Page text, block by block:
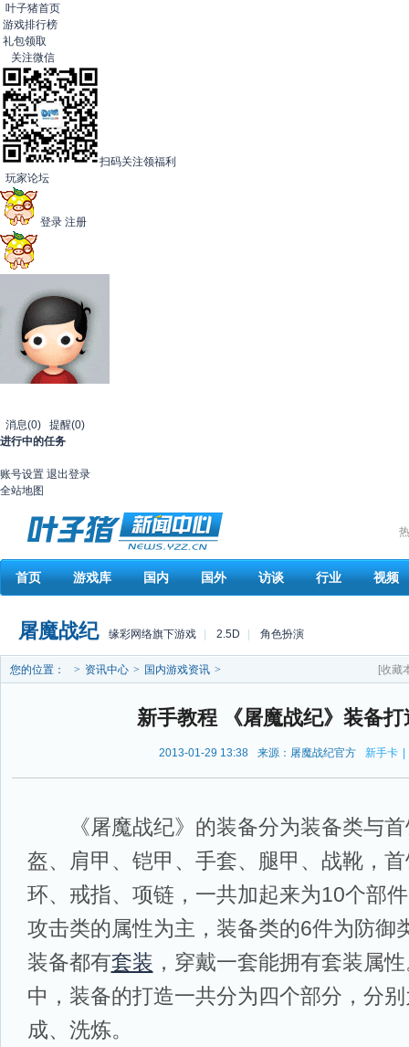
叶子猪首页
游戏排行榜
礼包领取
关注微信
扫码关注领福利
玩家论坛
登录 注册
消息(0) 提醒(0)
进行中的任务
账号设置 退出登录
全站地图
首页 游戏库 国内 国外 访谈 行业 视频
屠魔战纪 缘彩网络旗下游戏 2.5D 角色扮演
您的位置： > 资讯中心 > 国内游戏资讯 > [收藏
新手教程 《屠魔战纪》装备
2013-01-29 13:38 来源：屠魔战纪官方 新手卡
《屠魔战纪》的装备分为装备类与首
盔、肩甲、铠甲、手套、腿甲、战靴，
环、戒指、项链，一共加起来为10个部
攻击类的属性为主，装备类的6件为防御
装备都有套装 ，穿戴一套能拥有套装属
中，装备的打造一共分为四个部分，分
成、洗炼。